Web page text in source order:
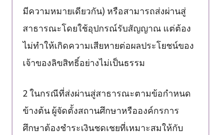
มีความหมายเดียวกัน) หรือสามารถส่งผ่านสู่
สาธารณะโดยใช้อุปกรณ์รับสัญญาณ แต่ต้อง
ไม่ทำให้เกิดความเสียหายต่อผลประโยชน์ของ
เจ้าของลิขสิทธิ์อย่างไม่เป็นธรรม
2 ในกรณีที่ส่งผ่านสู่สาธารณะตามข้อกำหนด
ข้างต้น ผู้จัดตั้งสถานศึกษาหรือองค์กรการ
ศึกษาต้องชำระเงินชดเชยที่เหมาะสมให้กับ